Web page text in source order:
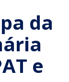
da
e